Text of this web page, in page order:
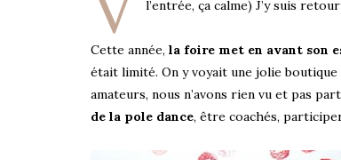
l’entrée, ça calme) J’y suis
Cette année, la foire met en avant son
était limité. On y voyait une jolie
amateurs, nous n’avons rien vu et pas
de la pole dance, être coachés,